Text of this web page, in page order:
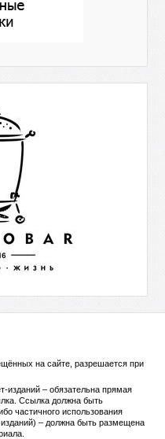
на сайте, разрешается при
изданий – обязательна прямая
Ссылка должна быть
частичного использования
– должна быть размещена